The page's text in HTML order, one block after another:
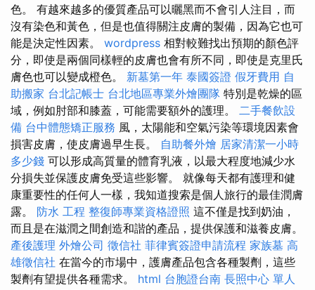
色。 有越來越多的優質產品可以曬黑而不會引人注目，而
沒有染色和黃色，但是也值得關注皮膚的製備，因為它也可
能是決定性因素。 wordpress 相對較難找出預期的顏色評
分，即使是兩個同樣輕的皮膚也會有所不同，即使是克里氏
膚色也可以變成橙色。 新墓第一年 泰國簽證 假牙費用 自
助搬家 台北記帳士 台北地區專業外燴團隊 特別是乾燥的區
域，例如肘部和膝蓋，可能需要額外的護理。 二手餐飲設
備 台中體態矯正服務 風，太陽能和空氣污染等環境因素會
損害皮膚，使皮膚過早生長。 自助餐外燴 居家清潔一小時
多少錢 可以形成高質量的體育乳液，以最大程度地減少水
分損失並保護皮膚免受這些影響。 就像每天都有護理和健
康重要性的任何人一樣，我知道搜索是個人旅行的最佳潤膚
露。 防水 工程 整復師專業資格證照 這不僅是找到奶油，
而且是在滋潤之間創造和諧的產品，提供保護和滋養皮膚。
產後護理 外燴公司 徵信社 菲律賓簽證申請流程 家族墓 高
雄徵信社 在當今的市場中，護膚產品包含各種製劑，這些
製劑有望提供各種需求。 html 台胞證台南 長照中心 單人